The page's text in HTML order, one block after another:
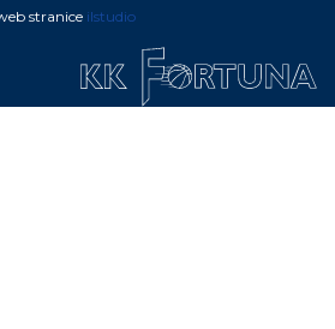
stranice ilstudio